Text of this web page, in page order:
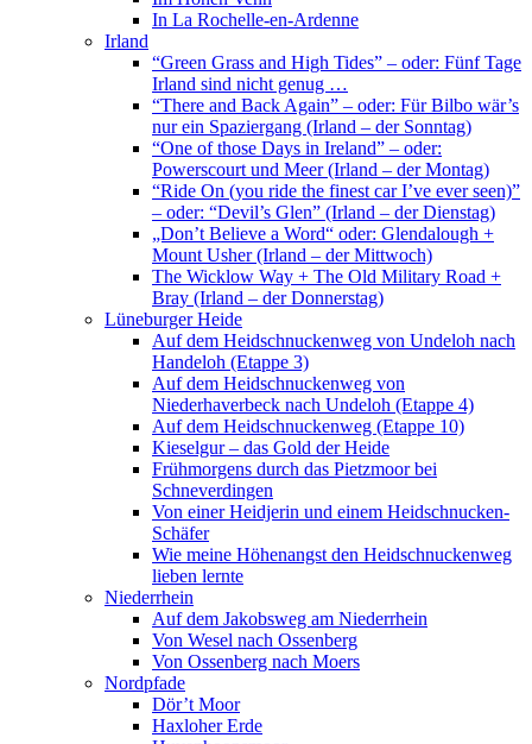
In La Rochelle-en-Ardenne
Irland
“Green Grass and High Tides” – oder: Fünf Tage
Irland sind nicht genug …
“There and Back Again” – oder: Für Bilbo wär’s
nur ein Spaziergang (Irland – der Sonntag)
“One of those Days in Ireland” – oder:
Powerscourt und Meer (Irland – der Montag)
“Ride On (you ride the finest car I’ve ever seen)”
– oder: “Devil’s Glen” (Irland – der Dienstag)
„Don’t Believe a Word“ oder: Glendalough +
Mount Usher (Irland – der Mittwoch)
The Wicklow Way + The Old Military Road +
Bray (Irland – der Donnerstag)
Lüneburger Heide
Auf dem Heidschnuckenweg von Undeloh nach
Handeloh (Etappe 3)
Auf dem Heidschnuckenweg von
Niederhaverbeck nach Undeloh (Etappe 4)
Auf dem Heidschnuckenweg (Etappe 10)
Kieselgur – das Gold der Heide
Frühmorgens durch das Pietzmoor bei
Schneverdingen
Von einer Heidjerin und einem Heidschnucken-
Schäfer
Wie meine Höhenangst den Heidschnuckenweg
lieben lernte
Niederrhein
Auf dem Jakobsweg am Niederrhein
Von Wesel nach Ossenberg
Von Ossenberg nach Moers
Nordpfade
Dör’t Moor
Haxloher Erde